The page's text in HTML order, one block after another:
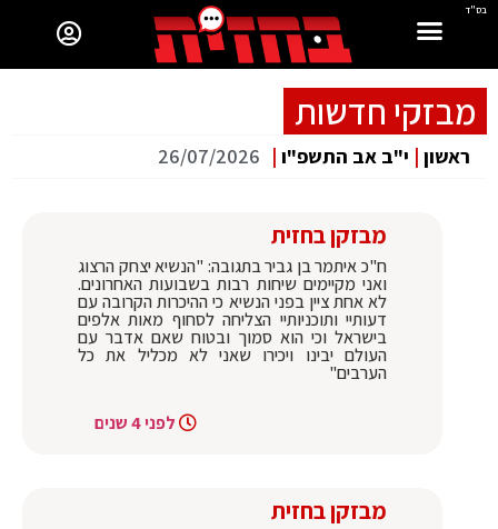
בס"ד
מבזקי חדשות
ראשון | י"ב אב התשפ"ו |
26/07/2026
מבזקן בחזית
ח"כ איתמר בן גביר בתגובה: "הנשיא יצחק הרצוג
ואני מקיימים שיחות רבות בשבועות האחרונים.
לא אחת ציין בפני הנשיא כי ההיכרות הקרובה עם
דעותיי ותוכניותיי הצליחה לסחוף מאות אלפים
בישראל וכי הוא סמוך ובטוח שאם אדבר עם
העולם יבינו ויכירו שאני לא מכליל את כל
הערבים"
לפני 4 שנים
מבזקן בחזית